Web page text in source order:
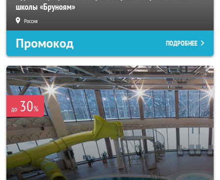
школы «Бруноям»
Россия
Промокод ПОДРОБНЕЕ
до 30%